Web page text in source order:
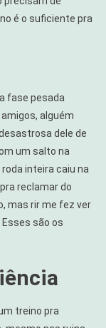
é o suficiente pra
fase pesada
alguém
dele de
um salto na
inteira caiu na
reclamar do
mas rir me fez ver
Esses são os
treino pra